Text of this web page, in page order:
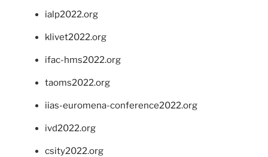
ialp2022.org
klivet2022.org
ifac-hms2022.org
taoms2022.org
iias-euromena-conference2022.org
ivd2022.org
csity2022.org